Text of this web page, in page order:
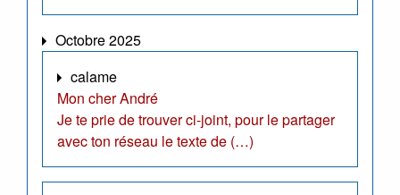
Octobre 2025
calame
Mon cher André
Je te prie de trouver ci-joint, pour le partager
avec ton réseau le texte de (…)